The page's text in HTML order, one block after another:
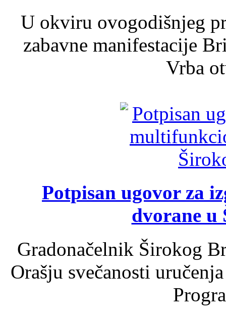
U okviru ovogodišnjeg
zabavne manifestacije
Vrba
Potpisan ugovor za
dvorane u
Gradonačelnik Širokog
Orašju svečanosti